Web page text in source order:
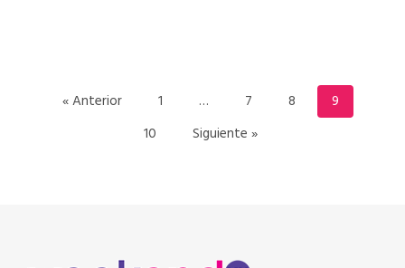
« Anterior 1 … 7 8
9
10
Siguiente »